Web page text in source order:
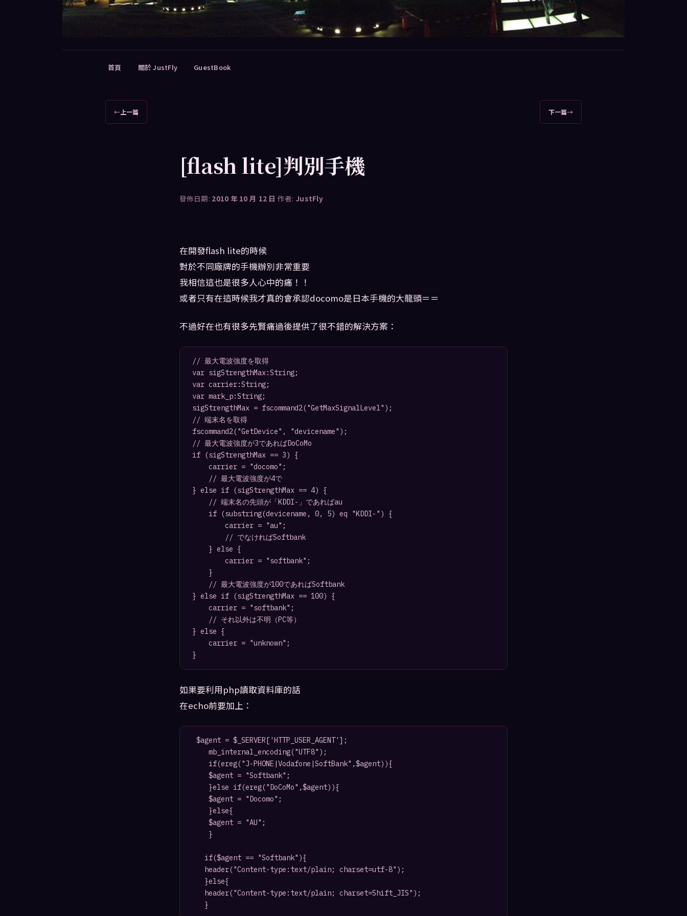
首頁 關於 JustFly GuestBook
章
←上一篇 下一篇→
[flash lite]判別手機
發佈日期: 2010 年 10 月 12 日 作者: JustFly
在開發flash lite的時候
對於不同廠牌的手機辦別非常重要
我相信這也是很多人心中的痛！！
或者只有在這時候我才真的會承認docomo是日本手機的大龍頭＝＝
不過好在也有很多先賢痛過後提供了很不錯的解決方案：
// 最大電波強度を取得
var sigStrengthMax:String;
var carrier:String;
var mark_p:String;
sigStrengthMax = fscommand2("GetMaxSignalLevel");
// 端末名を取得
fscommand2("GetDevice", "devicename");
// 最大電波強度が3であればDoCoMo
if (sigStrengthMax == 3) {
    carrier = "docomo";
    // 最大電波強度が4で
} else if (sigStrengthMax == 4) {
    // 端末名の先頭が「KDDI-」であればau
    if (substring(devicename, 0, 5) eq "KDDI-") {
        carrier = "au";
        // でなければSoftbank
    } else {
        carrier = "softbank";
    }
    // 最大電波強度が100であればSoftbank
} else if (sigStrengthMax == 100) {
    carrier = "softbank";
    // それ以外は不明（PC等）
} else {
    carrier = "unknown";
}
如果要利用php讀取資料庫的話
在echo前要加上：
$agent = $_SERVER['HTTP_USER_AGENT'];
    mb_internal_encoding("UTF8");
    if(ereg("J-PHONE|Vodafone|SoftBank",$agent)){
    $agent = "Softbank";
    }else if(ereg("DoCoMo",$agent)){
    $agent = "Docomo";
    }else{
    $agent = "AU";
    }
   if($agent == "Softbank"){
   header("Content-type:text/plain; charset=utf-8");
   }else{
   header("Content-type:text/plain; charset=Shift_JIS");
   }